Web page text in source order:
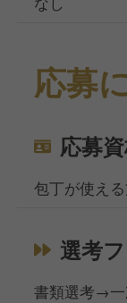
応募
応募
包丁が使え
選考
書類選考→